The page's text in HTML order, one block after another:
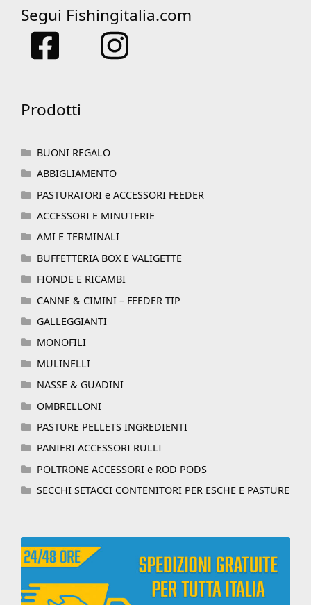
Segui Fishingitalia.com
Prodotti
BUONI REGALO
ABBIGLIAMENTO
PASTURATORI e ACCESSORI FEEDER
ACCESSORI E MINUTERIE
AMI E TERMINALI
BUFFETTERIA BOX E VALIGETTE
FIONDE E RICAMBI
CANNE & CIMINI – FEEDER TIP
GALLEGGIANTI
MONOFILI
MULINELLI
NASSE & GUADINI
OMBRELLONI
PASTURE PELLETS INGREDIENTI
PANIERI ACCESSORI RULLI
POLTRONE ACCESSORI e ROD PODS
SECCHI SETACCI CONTENITORI PER ESCHE E PASTURE